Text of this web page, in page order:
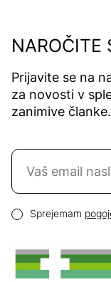
NAROČITE
Prijavite se na
za novosti v
zanimive članke.
Naročite se na
PogojiSprejemam